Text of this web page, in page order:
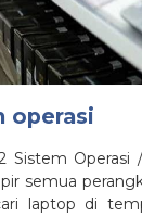
operasi
Sistem Operasi
semua
laptop di